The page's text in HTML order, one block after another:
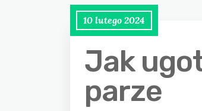
10 lutego 2024
Jak
parze